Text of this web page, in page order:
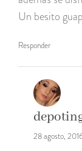
Un besito
Responder
28 agosto,